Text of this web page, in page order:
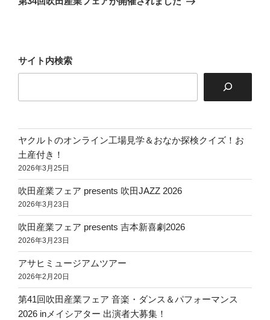
ン
サイト内検索
ヤクルトのオンライン工場見学＆おなか探検クイズ！お
土産付き！
2026年3月25日
吹田産業フェア presents 吹田JAZZ 2026
2026年3月23日
吹田産業フェア presents 吉本新喜劇2026
2026年3月23日
アサヒミュージアムツアー
2026年2月20日
第41回吹田産業フェア 音楽・ダンス＆パフォーマンス
2026 inメイシアター 出演者大募集！